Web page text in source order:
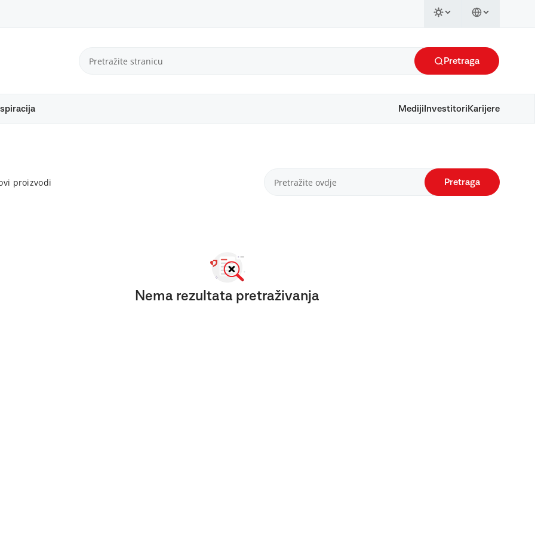
Pretraga
Mediji Investitori Karijere
proizvodi Pretraga
Nema rezultata pretraživanja